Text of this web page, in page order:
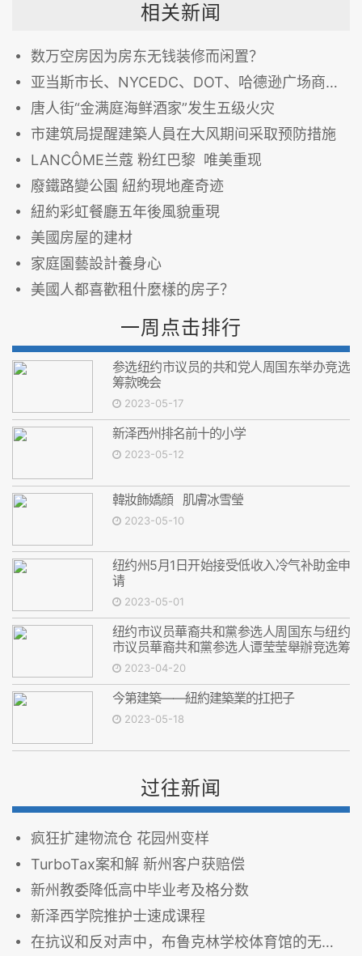
相关新闻
数万空房因为房东无钱装修而闲置？
亚当斯市长、NYCEDC、DOT、哈德逊广场商改区揭幕新装修的哈德逊街
唐人街“金满庭海鲜酒家”发生五级火灾
市建筑局提醒建築人員在大风期间采取预防措施
LANCÔME兰蔻 粉红巴黎 唯美重现
廢鐵路變公園 紐約現地產奇迹
紐約彩虹餐廳五年後風貌重現
美國房屋的建材
家庭園藝設計養身心
美國人都喜歡租什麼樣的房子？
一周点击排行
参选纽约市议员的共和党人周国东举办竞选
筹款晚会
2023-05-17
新泽西州排名前十的小学
2023-05-12
韓妝飾嬌顔 肌膚冰雪瑩
2023-05-10
纽约州5月1日开始接受低收入冷气补助金申
请
2023-05-01
纽约市议员華裔共和黨参选人周国东与纽约
市议员華裔共和黨参选人谭莹莹舉辦竞选筹
款晚会
2023-04-20
今第建築——紐約建築業的扛把子
2023-05-18
过往新闻
疯狂扩建物流仓 花园州变样
TurboTax案和解 新州客户获赔偿
新州教委降低高中毕业考及格分数
新泽西学院推护士速成课程
在抗议和反对声中，布鲁克林学校体育馆的无证移民被迁出